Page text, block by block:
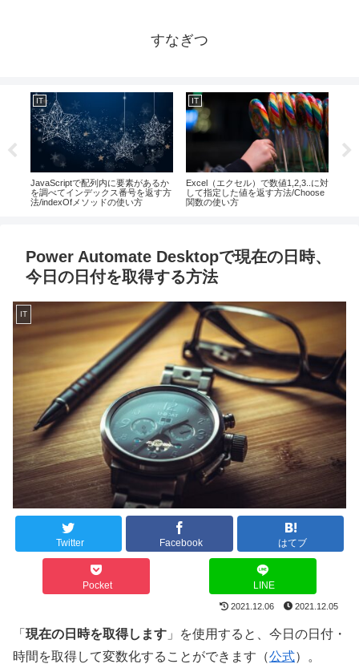
すなぎつ
IT
JavaScriptで配列内に要素があるか
を調べてインデックス番号を返す方
法/indexOfメソッドの使い方
IT
Excel（エクセル）で数値1,2,3..に対
して指定した値を返す方法/Choose
関数の使い方
Power Automate Desktopで現在の日時、
今日の日付を取得する方法
IT
Twitter Facebook はてブ
Pocket LINE
2021.12.06 2021.12.05
「 現在の日時を取得します 」を使用すると、今日の日付・
時間を取得して変数化することができます（公式）。